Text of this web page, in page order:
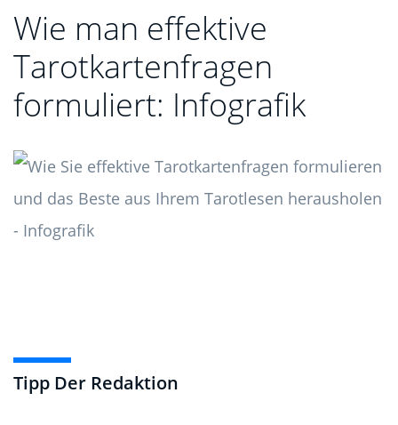
Tipp Der Redaktion
Wie man effektive
Tarotkartenfragen
formuliert: Infografik